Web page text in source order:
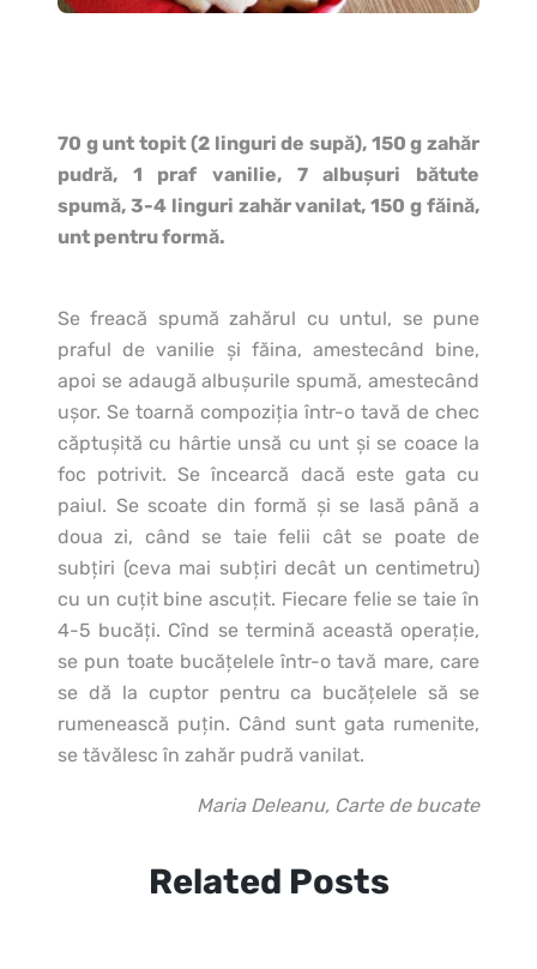
70 g unt topit (2 linguri de supă), 150 g zahăr
pudră, 1 praf vanilie, 7 albuşuri bătute
spumă, 3-4 linguri zahăr vanilat, 150 g făină,
unt pentru formă.
Se freacă spumă zahărul cu untul, se pune
praful de vanilie şi făina, amestecând bine,
apoi se adaugă albuşurile spumă, amestecând
uşor. Se toarnă compoziţia într-o tavă de chec
căptuşită cu hârtie unsă cu unt şi se coace la
foc potrivit. Se încearcă dacă este gata cu
paiul. Se scoate din formă şi se lasă până a
doua zi, când se taie felii cât se poate de
subţiri (ceva mai subţiri decât un centimetru)
cu un cuţit bine ascuţit. Fiecare felie se taie în
4-5 bucăţi. Cînd se termină această operaţie,
se pun toate bucăţelele într-o tavă mare, care
se dă la cuptor pentru ca bucăţelele să se
rumenească puţin. Când sunt gata rumenite,
se tăvălesc în zahăr pudră vanilat.
Maria Deleanu, Carte de bucate
Related Posts